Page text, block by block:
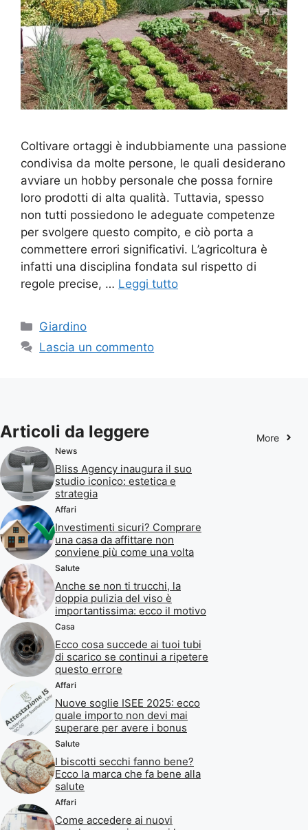
Coltivare ortaggi è indubbiamente una passione
condivisa da molte persone, le quali desiderano
avviare un hobby personale che possa fornire
loro prodotti di alta qualità. Tuttavia, spesso
non tutti possiedono le adeguate competenze
per svolgere questo compito, e ciò porta a
commettere errori significativi. L’agricoltura è
infatti una disciplina fondata sul rispetto di
regole precise, … Leggi tutto
Categorie
Giardino
Lascia un commento
Articoli da leggere More
News
Bliss Agency inaugura il suo
studio iconico: estetica e
strategia
Affari
Investimenti sicuri? Comprare
una casa da affittare non
conviene più come una volta
Salute
Anche se non ti trucchi, la
doppia pulizia del viso è
importantissima: ecco il motivo
Casa
Ecco cosa succede ai tuoi tubi
di scarico se continui a ripetere
questo errore
Affari
Nuove soglie ISEE 2025: ecco
quale importo non devi mai
superare per avere i bonus
Salute
I biscotti secchi fanno bene?
Ecco la marca che fa bene alla
salute
Affari
Come accedere ai nuovi